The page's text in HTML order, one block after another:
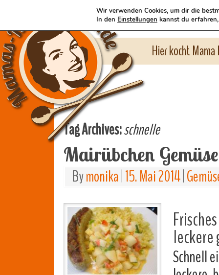
Hier kocht
Tag Archives:schnelle
Mairübchen Gemüse
Bymonika 15. Mai 2014
leckere
Schnell
Wir verwenden Cookies, um dir die
In den Einstellungen kannst du